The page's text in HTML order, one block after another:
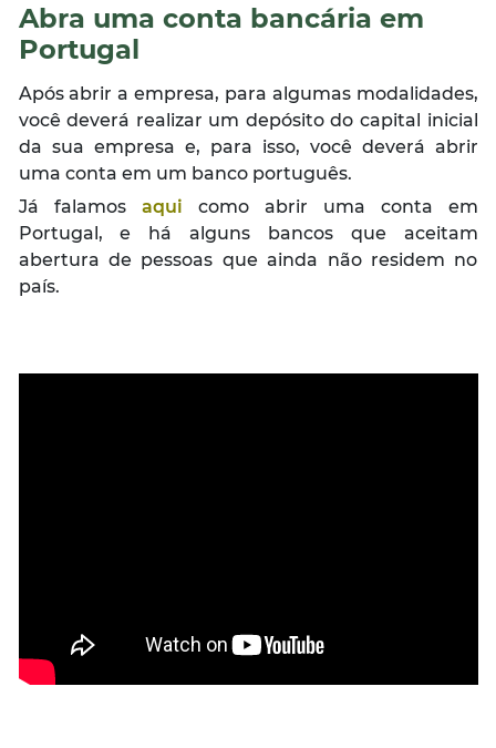
Abra uma conta bancária em
Portugal
Após abrir a empresa, para algumas modalidades,
você deverá realizar um depósito do capital inicial
da sua empresa e, para isso, você deverá abrir
uma conta em um banco português.
Já falamos aqui como abrir uma conta em
Portugal, e há alguns bancos que aceitam
abertura de pessoas que ainda não residem no
país.